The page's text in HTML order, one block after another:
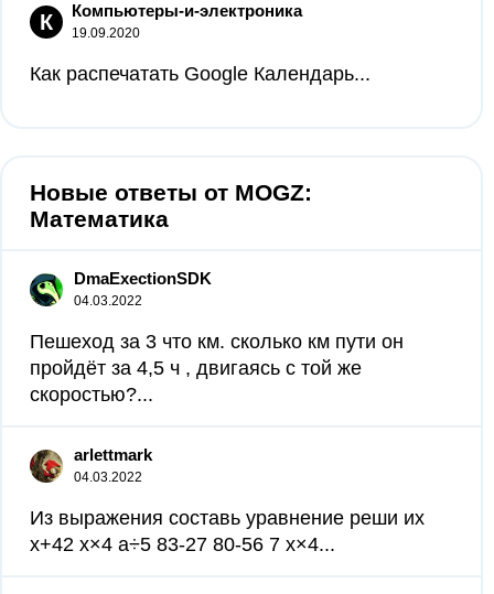
К Компьютеры-и-электроника
19.09.2020
Как распечатать Google Календарь...
Новые ответы от MOGZ:
Математика
DmaExectionSDK
04.03.2022
Пешеход за 3 что км. сколько км пути он
пройдёт за 4,5 ч , двигаясь с той же
скоростью?...
arlettmark
04.03.2022
Из выражения составь уравнение реши их
х+42 х×4 а÷5 83-27 80-56 7 х×4...